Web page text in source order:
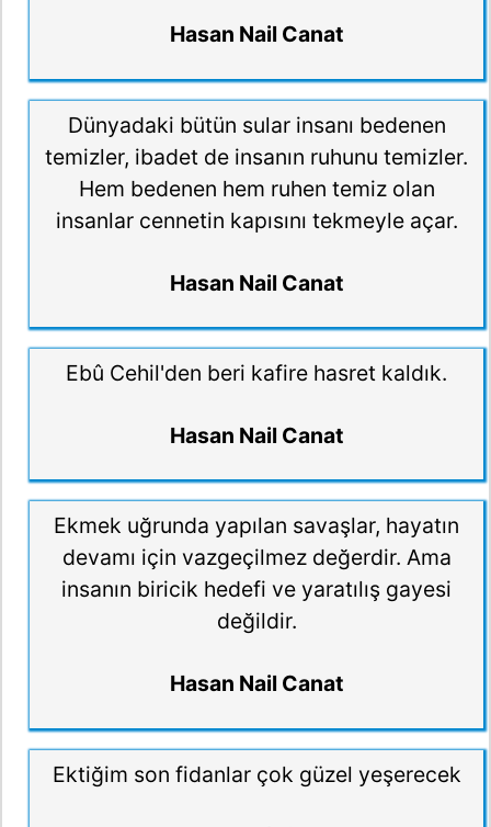
Hasan Nail Canat
Dünyadaki bütün sular insanı bedenen
temizler, ibadet de insanın ruhunu temizler.
Hem bedenen hem ruhen temiz olan
insanlar cennetin kapısını tekmeyle açar.
Hasan Nail Canat
Ebû Cehil'den beri kafire hasret kaldık.
Hasan Nail Canat
Ekmek uğrunda yapılan savaşlar, hayatın
devamı için vazgeçilmez değerdir. Ama
insanın biricik hedefi ve yaratılış gayesi
değildir.
Hasan Nail Canat
Ektiğim son fidanlar çok güzel yeşerecek